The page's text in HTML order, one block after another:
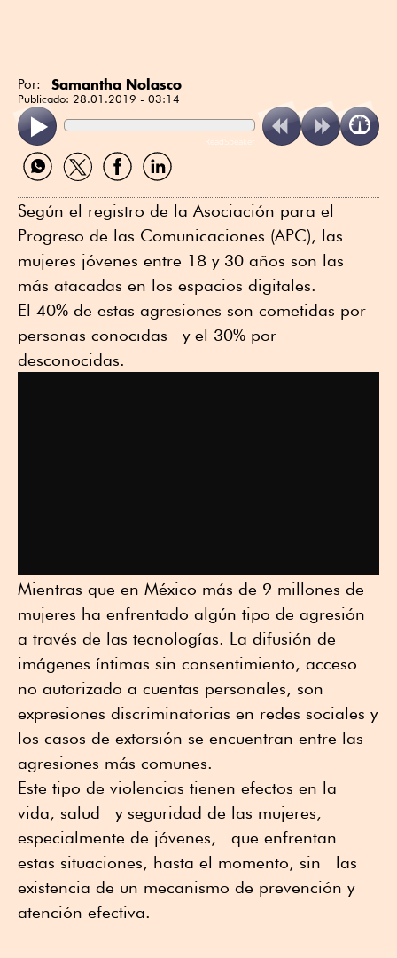
Por: Samantha Nolasco
Publicado: 28.01.2019 - 03:14
ReadSpeaker
Compartir
por
Compartir
por
Compartir
por
Compartir
por
Según el registro de la Asociación para el
Progreso de las Comunicaciones (APC), las
mujeres jóvenes entre 18 y 30 años son las
más atacadas en los espacios digitales.
El 40% de estas agresiones son cometidas por
personas conocidas y el 30% por
desconocidas.
Mientras que en México más de 9 millones de
mujeres ha enfrentado algún tipo de agresión
a través de las tecnologías. La difusión de
imágenes íntimas sin consentimiento, acceso
no autorizado a cuentas personales, son
expresiones discriminatorias en redes sociales y
los casos de extorsión se encuentran entre las
agresiones más comunes.
Este tipo de violencias tienen efectos en la
vida, salud y seguridad de las mujeres,
especialmente de jóvenes, que enfrentan
estas situaciones, hasta el momento, sin las
existencia de un mecanismo de prevención y
atención efectiva.